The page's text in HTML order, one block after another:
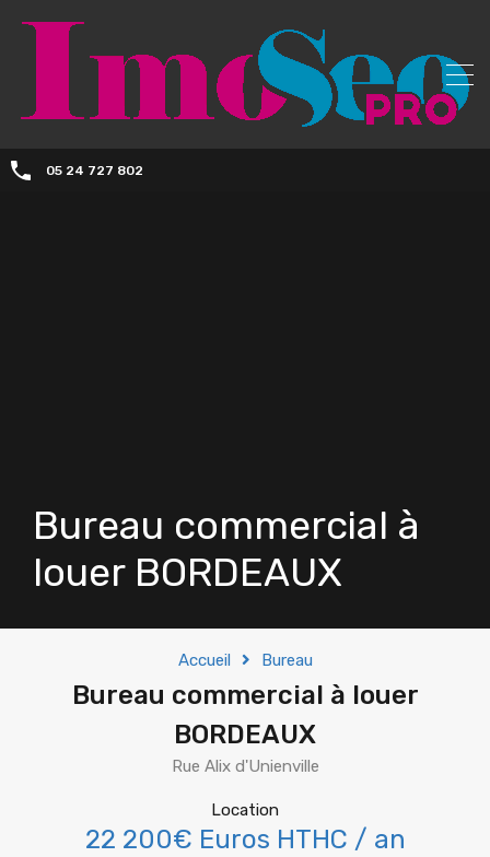
05 24 727 802
Bureau commercial à
louer BORDEAUX
Accueil Bureau
Bureau commercial à louer
BORDEAUX
Rue Alix d'Unienville
Location
22 200€ Euros HTHC / an